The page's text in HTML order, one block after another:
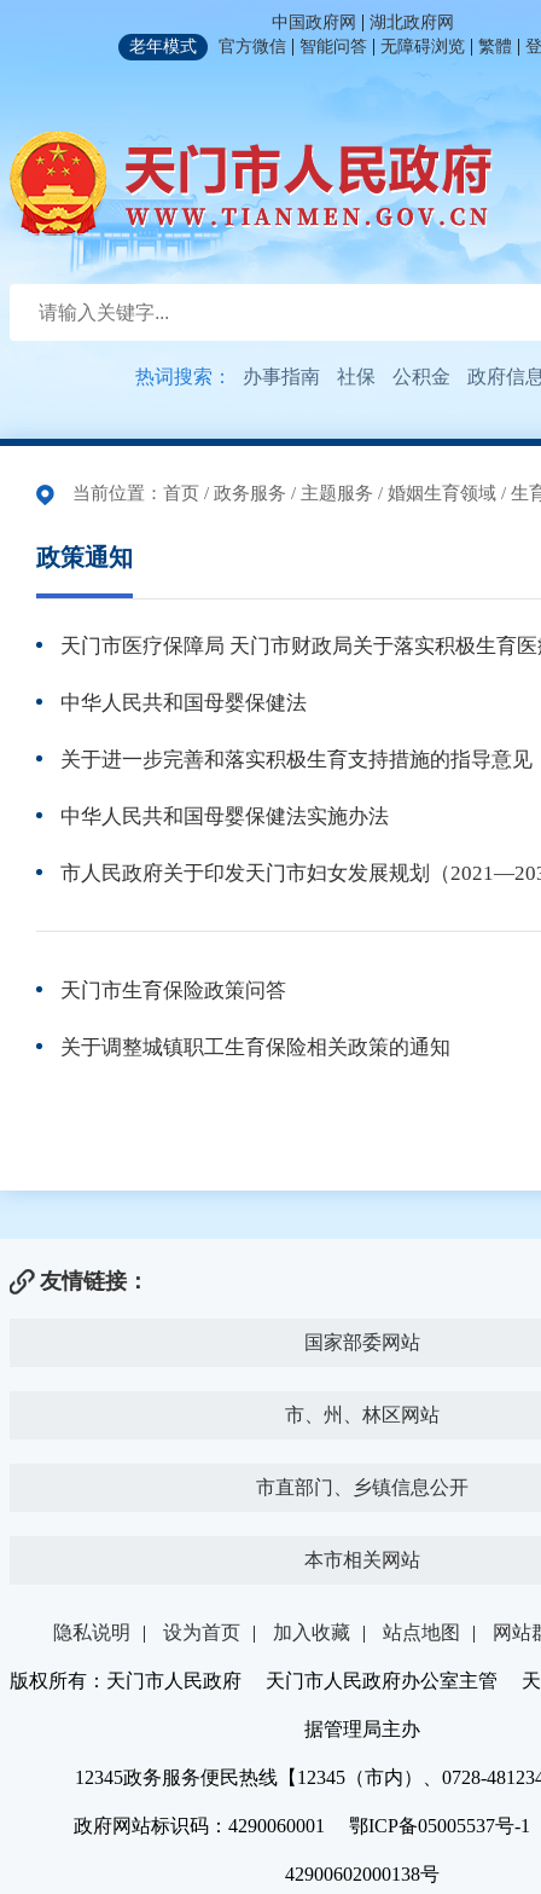
中国政府网 | 湖北政府网
老年模式
官方微信 | 智能问答 | 无障碍浏览 | 繁體 |
热词搜索： 办事指南 社保 公积金 政府信
当前位置： 首页 / 政务服务 / 主题服务 / 婚姻生育领域 / 生
政策通知
中华人民共和国母婴保健法
关于进一步完善和落实积极生育支持措施的指导意见
中华人民共和国母婴保健法实施办法
天门市生育保险政策问答
关于调整城镇职工生育保险相关政策的通知
友情链接：
国家部委网站
市、州、林区网站
市直部门、乡镇信息公开
本市相关网站
隐私说明 | 设为首页 | 加入收藏 | 站点地图 | 网站
版权所有：天门市人民政府 天门市人民政府办公室主管 天
据管理局主办
12345政务服务便民热线【12345（市内）、0728-
政府网站标识码：4290060001 鄂ICP备05005537号
42900602000138号